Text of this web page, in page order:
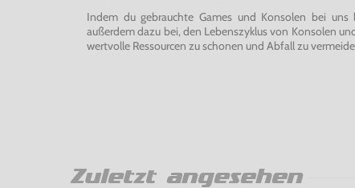
Indem du gebrauchte Games und Konsolen bei
außerdem dazu bei, den Lebenszyklus von Konsolen
wertvolle Ressourcen zu schonen und Abfall zu
Zuletzt angesehen